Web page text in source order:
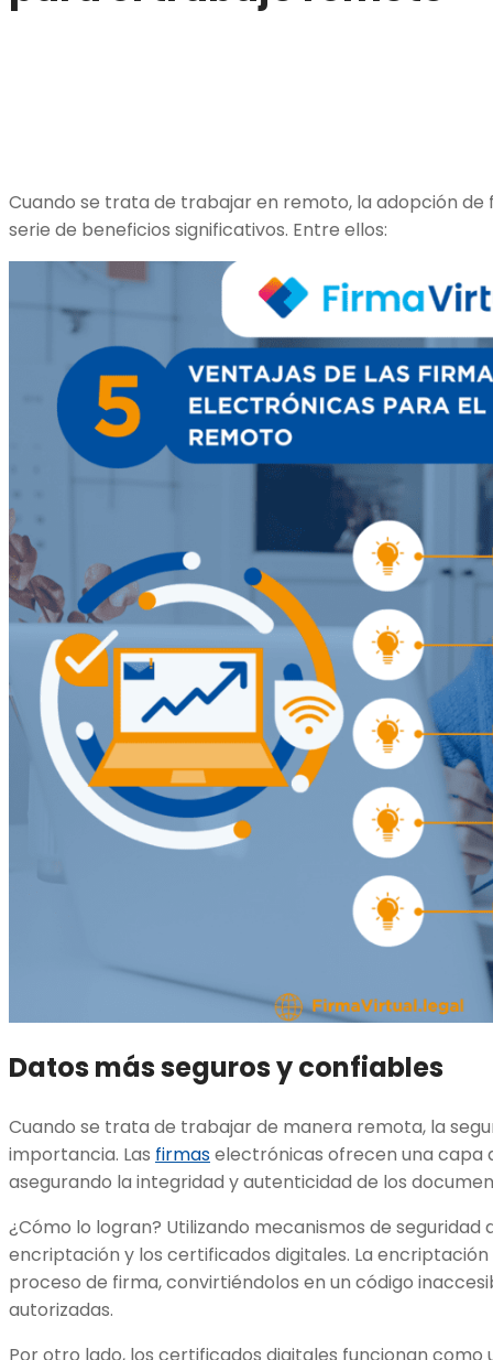
Cuando se trata de trabajar en remoto, la adopción
serie de beneficios significativos. Entre ellos:
Datos más seguros y confiables
Cuando se trata de trabajar de manera remota, la
importancia. Las firmaselectrónicas ofrecen una capa
asegurando la integridad y autenticidad de los
¿Cómo lo logran? Utilizando mecanismos de seguridad
encriptación y los certificados digitales. La
proceso de firma, convirtiéndolos en un código
autorizadas.
Por otro lado, los certificados digitales funcionan como